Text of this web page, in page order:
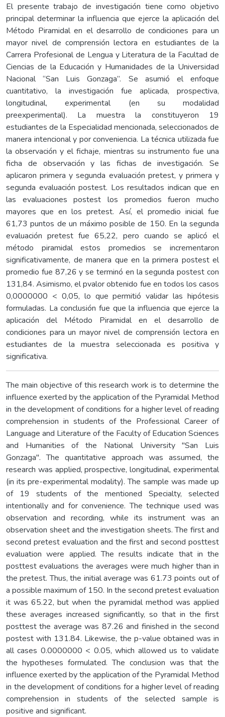
El presente trabajo de investigación tiene como objetivo
principal determinar la influencia que ejerce la aplicación del
Método Piramidal en el desarrollo de condiciones para un
mayor nivel de comprensión lectora en estudiantes de la
Carrera Profesional de Lengua y Literatura de la Facultad de
Ciencias de la Educación y Humanidades de la Universidad
Nacional “San Luis Gonzaga”. Se asumió el enfoque
cuantitativo, la investigación fue aplicada, prospectiva,
longitudinal, experimental (en su modalidad
preexperimental). La muestra la constituyeron 19
estudiantes de la Especialidad mencionada, seleccionados de
manera intencional y por conveniencia. La técnica utilizada fue
la observación y el fichaje, mientras su instrumento fue una
ficha de observación y las fichas de investigación. Se
aplicaron primera y segunda evaluación pretest, y primera y
segunda evaluación postest. Los resultados indican que en
las evaluaciones postest los promedios fueron mucho
mayores que en los pretest. Así, el promedio inicial fue
61,73 puntos de un máximo posible de 150. En la segunda
evaluación pretest fue 65,22, pero cuando se aplicó el
método piramidal estos promedios se incrementaron
significativamente, de manera que en la primera postest el
promedio fue 87,26 y se terminó en la segunda postest con
131,84. Asimismo, el pvalor obtenido fue en todos los casos
0,0000000 < 0,05, lo que permitió validar las hipótesis
formuladas. La conclusión fue que la influencia que ejerce la
aplicación del Método Piramidal en el desarrollo de
condiciones para un mayor nivel de comprensión lectora en
estudiantes de la muestra seleccionada es positiva y
significativa.
The main objective of this research work is to determine the
influence exerted by the application of the Pyramidal Method
in the development of conditions for a higher level of reading
comprehension in students of the Professional Career of
Language and Literature of the Faculty of Education Sciences
and Humanities of the National University "San Luis
Gonzaga". The quantitative approach was assumed, the
research was applied, prospective, longitudinal, experimental
(in its pre-experimental modality). The sample was made up
of 19 students of the mentioned Specialty, selected
intentionally and for convenience. The technique used was
observation and recording, while its instrument was an
observation sheet and the investigation sheets. The first and
second pretest evaluation and the first and second posttest
evaluation were applied. The results indicate that in the
posttest evaluations the averages were much higher than in
the pretest. Thus, the initial average was 61.73 points out of
a possible maximum of 150. In the second pretest evaluation
it was 65.22, but when the pyramidal method was applied
these averages increased significantly, so that in the first
posttest the average was 87.26 and finished in the second
postest with 131.84. Likewise, the p-value obtained was in
all cases 0.0000000 < 0.05, which allowed us to validate
the hypotheses formulated. The conclusion was that the
influence exerted by the application of the Pyramidal Method
in the development of conditions for a higher level of reading
comprehension in students of the selected sample is
positive and significant.